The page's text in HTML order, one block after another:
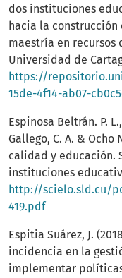
dos instituciones
hacia la construcción
maestría en
Universidad de
https://
15de-4f14-ab07-
Espinosa Beltrán. P.
Gallego, C. A. & Ocho
calidad y educación.
instituciones
http://scielo.sld.cu/
419.pdf
Espitia Suárez, J.
incidencia en la
implementar políticas